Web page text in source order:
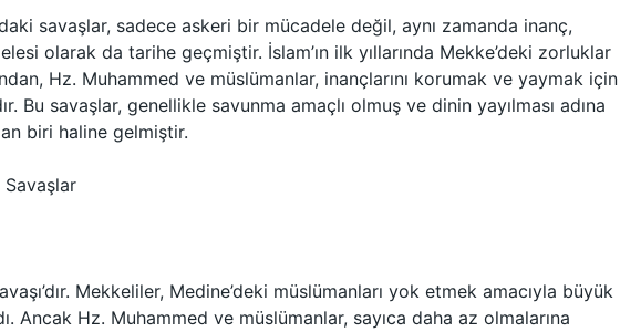
savaşlar, sadece askeri bir mücadele değil, aynı zamanda inanç,
olarak da tarihe geçmiştir. İslam’ın ilk yıllarında Mekke’deki zorluklar
Hz. Muhammed ve müslümanlar, inançlarını korumak ve yaymak için
Bu savaşlar, genellikle savunma amaçlı olmuş ve dinin yayılması adına
biri haline gelmiştir.
Savaşlar
Mekkeliler, Medine’deki müslümanları yok etmek amacıyla büyük
Ancak Hz. Muhammed ve müslümanlar, sayıca daha az olmalarına